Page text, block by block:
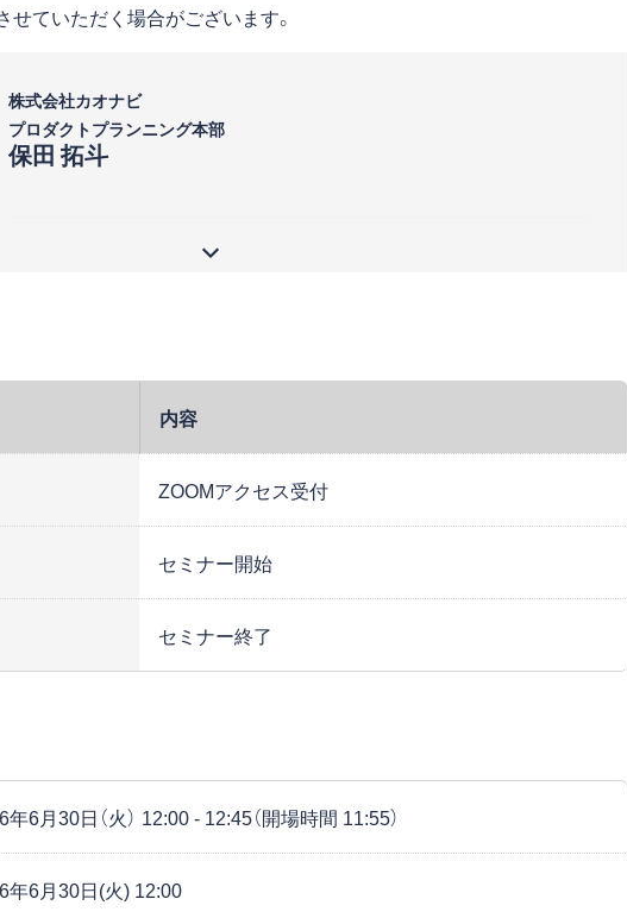
ていただく場合がございます。
株式会社カオナビ
プロダクトプランニング本部
保田 拓斗
内容
ZOOMアクセス受付
セミナー開始
セミナー終了
6月30日（火） 12:00 - 12:45（開場時間 11:55）
年6月30日(火) 12:00